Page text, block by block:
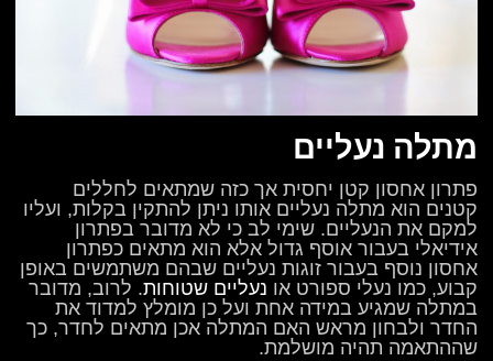
מתלה נעליים
פתרון אחסון קטן יחסית אך כזה שמתאים לחללים
קטנים הוא מתלה נעליים אותו ניתן להתקין בקלות, ועליו
למקם את הנעליים. שימי לב כי לא מדובר בפתרון
אידיאלי בעבור אוסף גדול אלא הוא מתאים כפתרון
אחסון נוסף בעבור זוגות נעליים שבהם משתמשים באופן
קבוע, כמו נעלי ספורט או נעליים שטוחות. לרוב, מדובר
במתלה שמגיע במידה אחת ועל כן מומלץ למדוד את
החדר ולבחון מראש האם המתלה אכן מתאים לחדר, כך
שההתאמה תהיה מושלמת.